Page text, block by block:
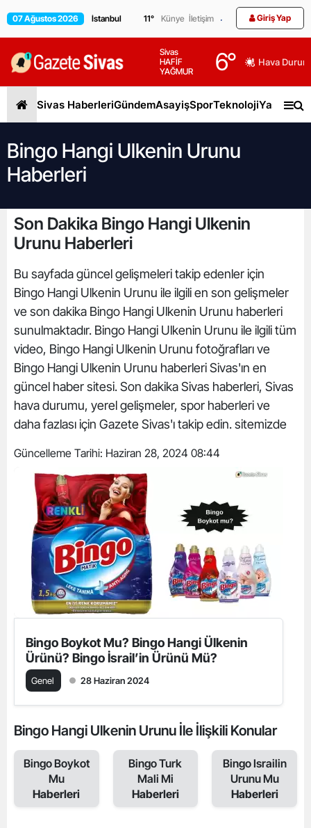
07 Ağustos 2026 11° Künye İletişim Giriş Yap
Sivas
HAFİF
YAĞMUR
6° Hava
Sivas HaberleriGündemAsayişSporTeknolojiYaşam
Bingo Hangi Ulkenin Urunu
Haberleri
Son Dakika Bingo Hangi Ulkenin
Urunu Haberleri
Bu sayfada güncel gelişmeleri takip edenler için
Bingo Hangi Ulkenin Urunu ile ilgili en son gelişmeler
ve son dakika Bingo Hangi Ulkenin Urunu haberleri
sunulmaktadır. Bingo Hangi Ulkenin Urunu ile ilgili tüm
video, Bingo Hangi Ulkenin Urunu fotoğrafları ve
Bingo Hangi Ulkenin Urunu haberleri Sivas'ın en
güncel haber sitesi. Son dakika Sivas haberleri, Sivas
hava durumu, yerel gelişmeler, spor haberleri ve
daha fazlası için Gazete Sivas'ı takip edin. sitemizde
Güncelleme Tarihi: Haziran 28, 2024 08:44
Bingo Boykot Mu? Bingo Hangi Ülkenin
Ürünü? Bingo İsrail’in Ürünü Mü?
Genel 28 Haziran 2024
Bingo Hangi Ulkenin Urunu İle İlişkili Konular
Bingo Boykot
Mu
Haberleri
Bingo Turk
Mali Mi
Haberleri
Bingo Israilin
Urunu Mu
Haberleri